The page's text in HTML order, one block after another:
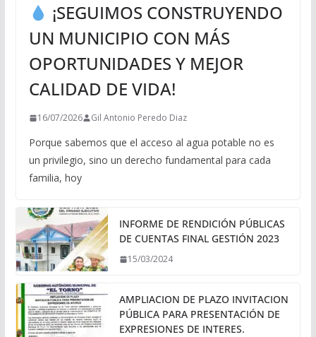
¡SEGUIMOS CONSTRUYENDO
UN MUNICIPIO CON MÁS
OPORTUNIDADES Y MEJOR
CALIDAD DE VIDA!
16/07/2026 Gil Antonio Peredo Diaz
Porque sabemos que el acceso al agua potable no es
un privilegio, sino un derecho fundamental para cada
familia, hoy
INFORME DE RENDICIÓN PÚBLICAS
DE CUENTAS FINAL GESTIÓN 2023
15/03/2024
AMPLIACION DE PLAZO INVITACION
PÚBLICA PARA PRESENTACIÓN DE
EXPRESIONES DE INTERES.